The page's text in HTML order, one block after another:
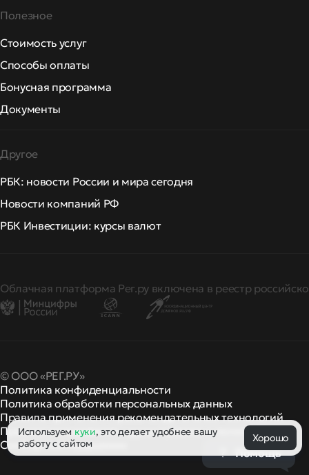
Полезное
Стоимость услуг
Способы оплаты
Бонусная программа
Документы
Другое
РБК: новости России и мира сегодня
Новости компаний РФ
РБК Инвестиции: курсы валют
Облачная платформа Рег.ру включена в реестр
© ООО «РЕГ.РУ»
Политика конфиденциальности
Политика обработки персональных данных
Правила применения рекомендательных технологий
Правила пользования и другиеправила и политики
Сообщить о нарушении
Используем куки, это делает удобнее вашу
работу с сайтом
Хорошо
Помощь